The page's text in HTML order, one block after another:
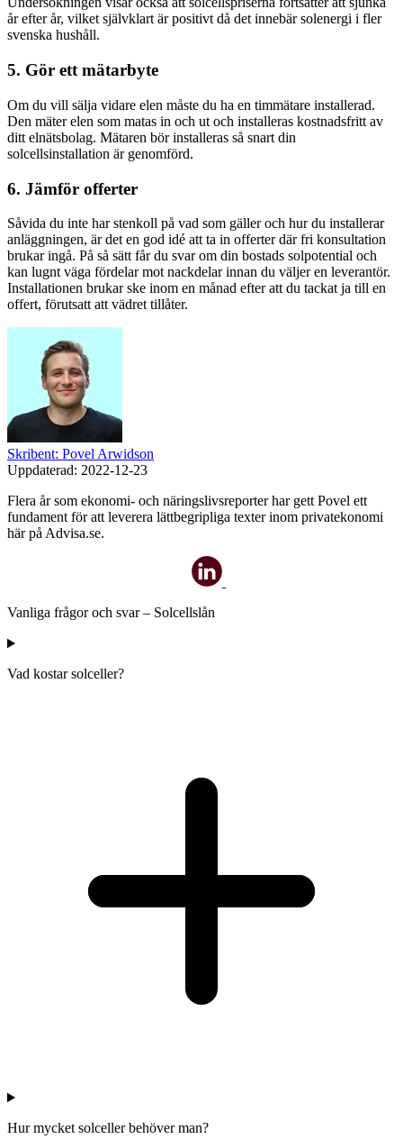
år efter år, vilket självklart är positivt då det innebär solenergi i fler
svenska hushåll.
5. Gör ett mätarbyte
Om du vill sälja vidare elen måste du ha en timmätare installerad.
Den mäter elen som matas in och ut och installeras kostnadsfritt av
ditt elnätsbolag. Mätaren bör installeras så snart din
solcellsinstallation är genomförd.
6. Jämför offerter
Såvida du inte har stenkoll på vad som gäller och hur du installerar
anläggningen, är det en god idé att ta in offerter där fri konsultation
brukar ingå. På så sätt får du svar om din bostads solpotential och
kan lugnt väga fördelar mot nackdelar innan du väljer en leverantör.
Installationen brukar ske inom en månad efter att du tackat ja till en
offert, förutsatt att vädret tillåter.
Skribent: Povel Arwidson
Uppdaterad: 2022-12-23
Flera år som ekonomi- och näringslivsreporter har gett Povel ett
fundament för att leverera lättbegripliga texter inom privatekonomi
här på Advisa.se.
Vanliga frågor och svar – Solcellslån
Vad kostar solceller?
Hur mycket solceller behöver man?